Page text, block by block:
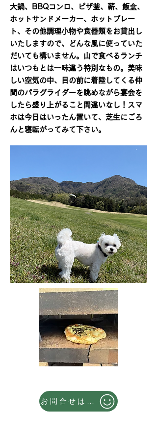
大鍋、BBQコンロ、ピザ釜、薪、飯盒、
ホットサンドメーカー、ホットプレー
ト、その他調理小物や食器類をお貸出し
いたしますので、どんな風に使っていた
だいても構いません。山で食べるランチ
はいつもとは一味違う特別なもの。美味
しい空気の中、目の前に着陸してくる仲
間のパラグライダーを眺めながら宴会を
したら盛り上がること間違いなし！スマ
ホは今日はいったん置いて、芝生にごろ
んと寝転がってみて下さい。
お問合せはこちら